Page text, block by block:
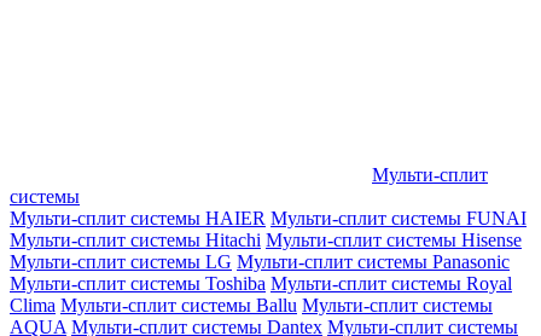
Мульти-сплит
системы
Мульти-сплит системы HAIER Мульти-сплит системы FUNAI
Мульти-сплит системы Hitachi Мульти-сплит системы Hisense
Мульти-сплит системы LG Мульти-сплит системы Panasonic
Мульти-сплит системы Toshiba Мульти-сплит системы Royal
Clima Мульти-сплит системы Ballu Мульти-сплит системы
AQUA Мульти-сплит системы Dantex Мульти-сплит системы